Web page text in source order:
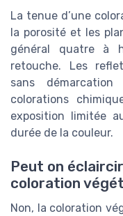
La tenue d’une
la porosité et les
général quatre à
retouche. Les
sans
colorations
exposition limitée
durée de la couleur.
Peut on
coloration
Non, la coloration